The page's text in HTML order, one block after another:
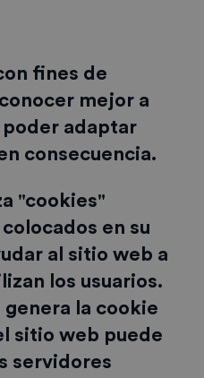
fines de
mejor a
adaptar
consecuencia.
"cookies"
en su
al sitio web a
los usuarios.
genera la cookie
sitio web puede
servidores